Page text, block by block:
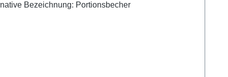
Bezeichnung: Portionsbecher